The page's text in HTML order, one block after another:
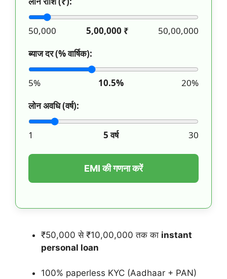
50,000 5,00,000 ₹
50,00,000
ब्याज दर (% वार्षिक):
5% 10.5%
20%
लोन अवधि (वर्ष):
1 5वर्ष 30
EMI की गणना करें
₹50,000 से ₹10,00,000 तक का instant
personal loan
100% paperless KYC (Aadhaar + PAN)